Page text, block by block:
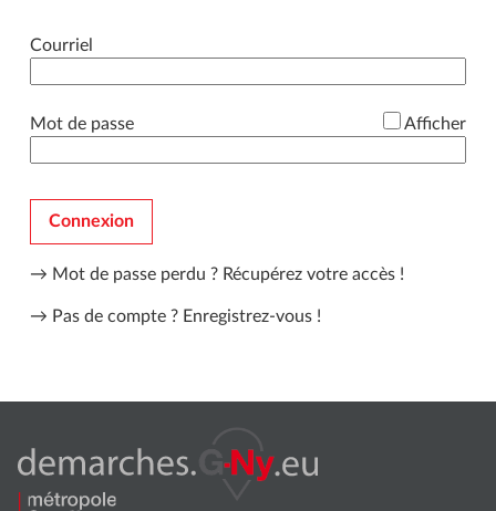
Courriel
Mot de passe Afficher
Connexion
→ Mot de passe perdu ? Récupérez votre accès !
→ Pas de compte ? Enregistrez-vous !